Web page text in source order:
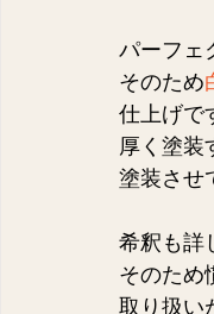
パーフェ
そのため
仕上げで
厚く塗装
塗装させ
希釈も詳
そのため
取り扱い